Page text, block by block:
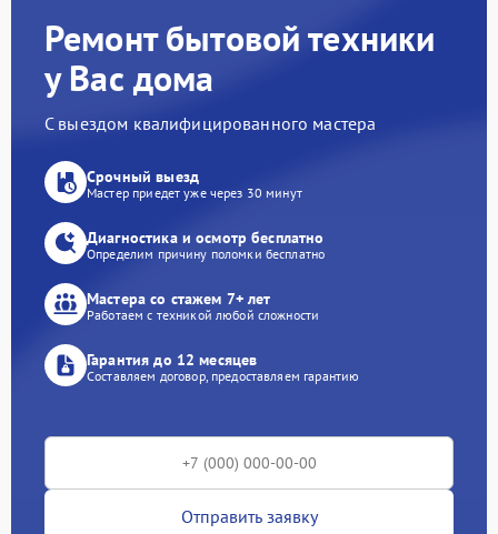
Ремонт бытовой техники
у Вас дома
С выездом квалифицированного мастера
Срочный выезд
Мастер приедет уже через 30 минут
Диагностика и осмотр бесплатно
Определим причину поломки бесплатно
Мастера со стажем 7+ лет
Работаем с техникой любой сложности
Гарантия до 12 месяцев
Составляем договор, предоставляем гарантию
Отправить заявку